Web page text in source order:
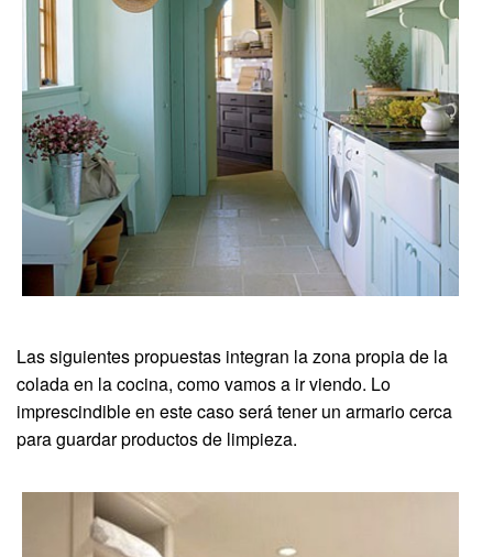
Las siguientes propuestas integran la zona propia de la
colada en la cocina, como vamos a ir viendo. Lo
imprescindible en este caso será tener un armario cerca
para guardar productos de limpieza.